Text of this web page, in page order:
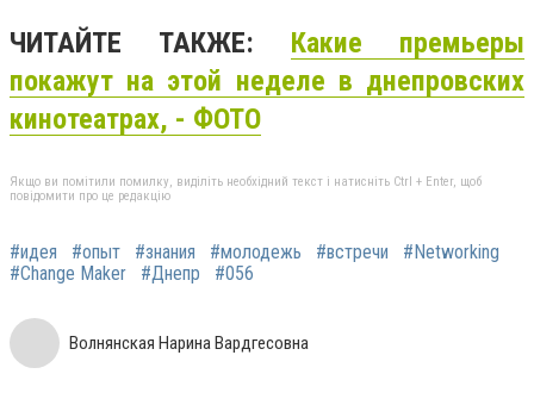
ЧИТАЙТЕ ТАКЖЕ: Какие премьеры
покажут на этой неделе в днепровских
кинотеатрах, - ФОТО
Якщо ви помітили помилку, виділіть необхідний текст і натисніть Ctrl + Enter, щоб
повідомити про це редакцію
#идея #опыт #знания #молодежь #встречи
#Networking
#Change Maker
#Днепр #056
Волнянская Нарина Вардгесовна